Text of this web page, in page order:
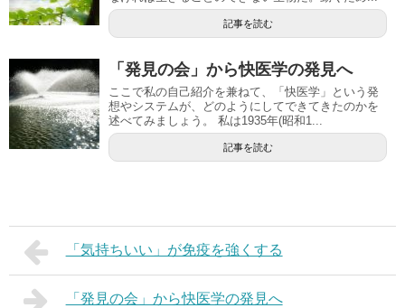
記事を読む
「発見の会」から快医学の発見へ
ここで私の自己紹介を兼ねて、「快医学」という発
想やシステムが、どのようにしてできてきたのかを
述べてみましょう。 私は1935年(昭和1...
記事を読む
「気持ちいい」が免疫を強くする
「発見の会」から快医学の発見へ